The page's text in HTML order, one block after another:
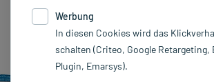
Werbung
In diesen Cookies wird das
schalten (Criteo, Google
Plugin, Emarsys).